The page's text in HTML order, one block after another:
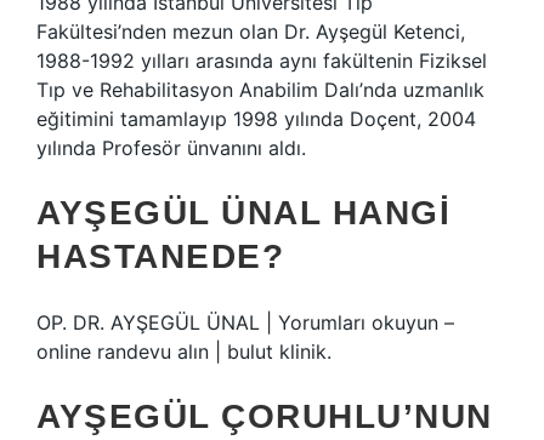
Fakültesi’nden mezun olan Dr. Ayşegül Ketenci,
1988-1992 yılları arasında aynı fakültenin Fiziksel
Tıp ve Rehabilitasyon Anabilim Dalı’nda uzmanlık
eğitimini tamamlayıp 1998 yılında Doçent, 2004
yılında Profesör ünvanını aldı.
AYŞEGÜL ÜNAL HANGI
HASTANEDE?
OP. DR. AYŞEGÜL ÜNAL | Yorumları okuyun –
online randevu alın | bulut klinik.
AYŞEGÜL ÇORUHLU’NUN